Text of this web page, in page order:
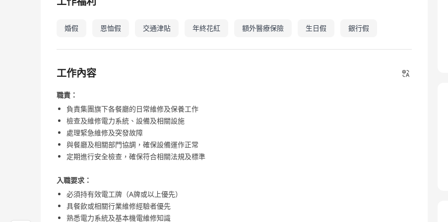
婚假 恩恤假 交通津貼 年終花紅 額外醫療保險 生日假 銀行假
工作內容
職責：
負責集團旗下各餐廳的日常維修及保養工作
檢查及維修電力系統、設備及相關設施
處理緊急維修及突發故障
與餐廳及相關部門協調，確保設備運作正常
定期進行安全檢查，確保符合相關法規及標準
入職要求：
必須持有效電工牌（A牌或以上優先）
具餐飲或相關行業維修經驗者優先
熟悉電力系統及基本機電維修知識